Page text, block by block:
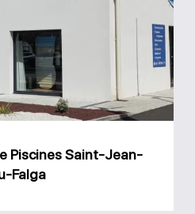
Saint-
Jean-
du-
Falga
Piscines Saint-Jean-
Falga